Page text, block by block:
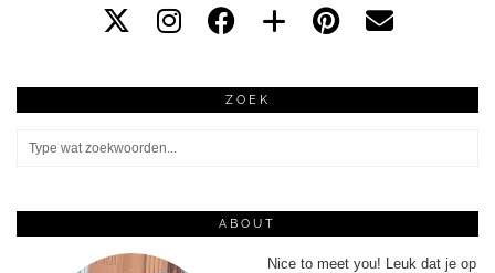
ZOEK
ABOUT
Nice to meet you! Leuk dat je op